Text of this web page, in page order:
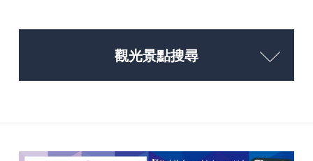
觀光景點搜尋